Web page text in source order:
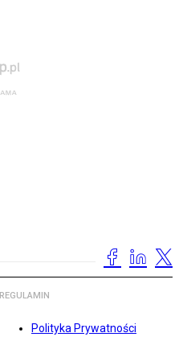
REGULAMIN
Polityka Prywatności